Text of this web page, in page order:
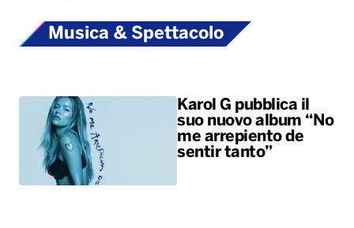
Musica & Spettacolo
Karol G pubblica il
suo nuovo album “No
me arrepiento de
sentir tanto”